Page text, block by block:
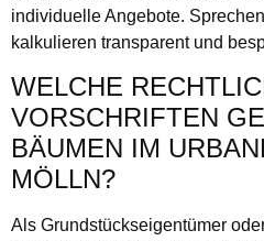
individuelle Angebote.
kalkulieren transparent und
WELCHE
VORSCHRIFTEN
BÄUMEN IM
MÖLLN?
Als Grundstückseigentümer